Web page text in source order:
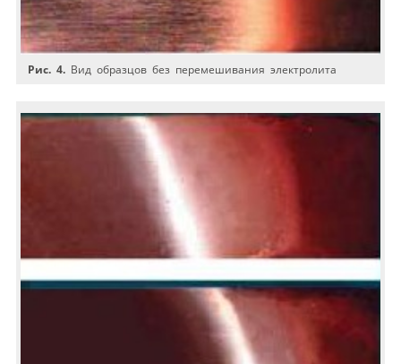
Рис. 4. Вид образцов без перемешивания электролита